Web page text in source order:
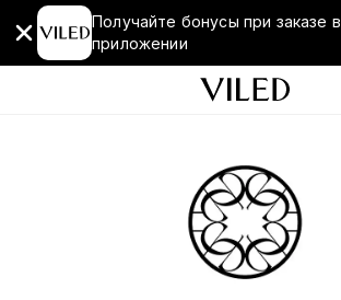
Получайте бонусы при заказе в
приложении